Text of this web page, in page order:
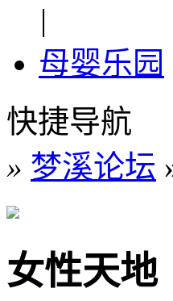
|
母婴乐园
快捷导航
» 梦溪论坛
女性天地